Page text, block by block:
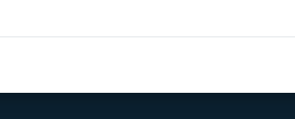
Kroatië.